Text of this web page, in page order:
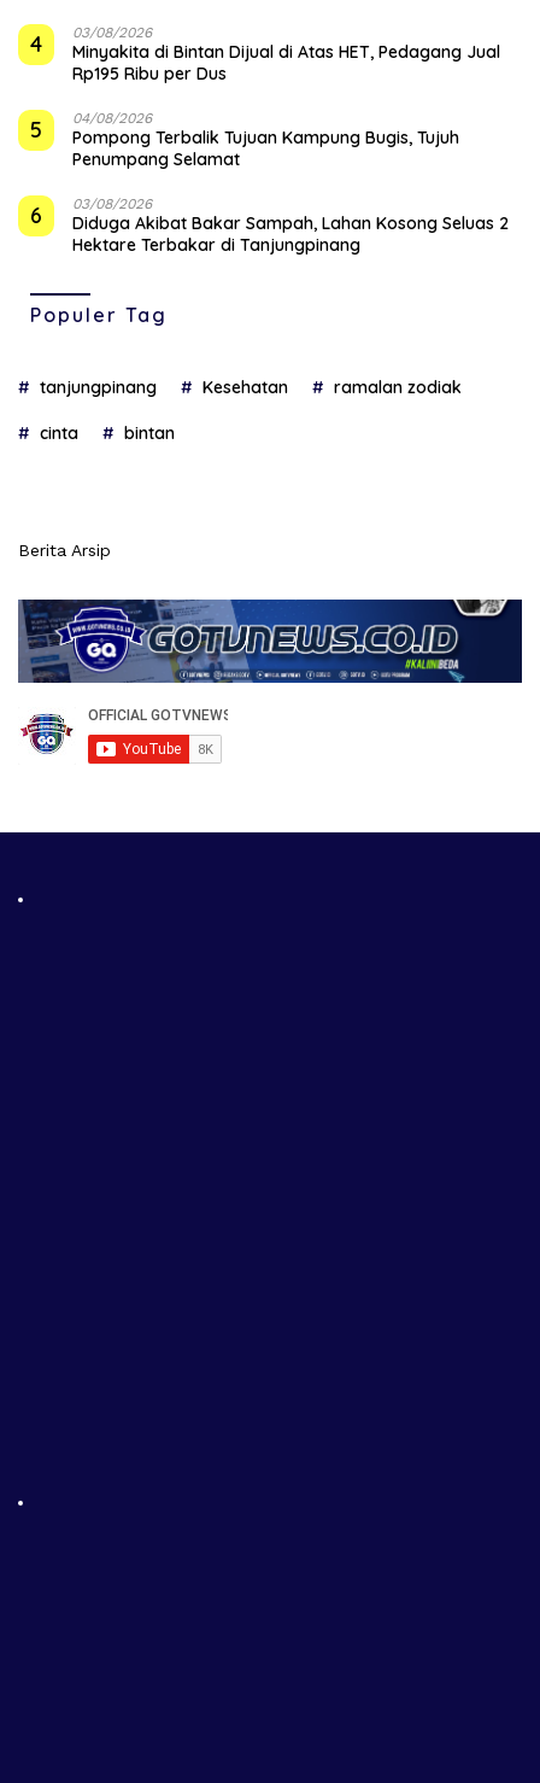
4 03/08/2026
Minyakita di Bintan Dijual di Atas HET, Pedagang Jual
Rp195 Ribu per Dus
5 04/08/2026
Pompong Terbalik Tujuan Kampung Bugis, Tujuh
Penumpang Selamat
6 03/08/2026
Diduga Akibat Bakar Sampah, Lahan Kosong Seluas 2
Hektare Terbakar di Tanjungpinang
Populer Tag
tanjungpinang Kesehatan ramalan zodiak
cinta bintan
Berita Arsip